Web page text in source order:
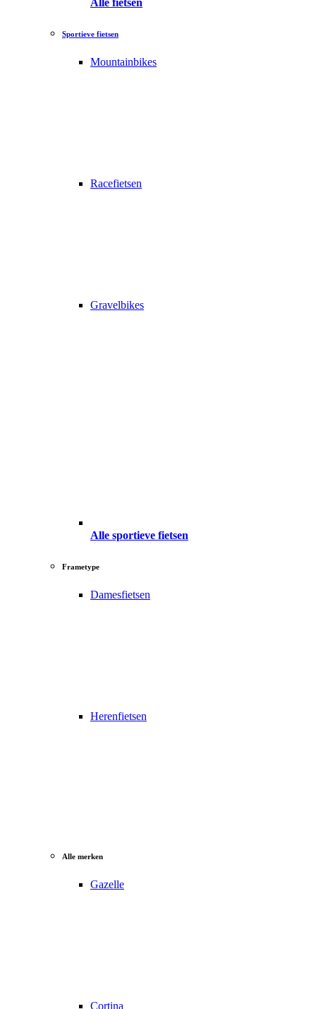
Sportieve fietsen
Mountainbikes
Racefietsen
Gravelbikes
Alle sportieve fietsen
Frametype
Damesfietsen
Herenfietsen
Alle merken
Gazelle
Cortina